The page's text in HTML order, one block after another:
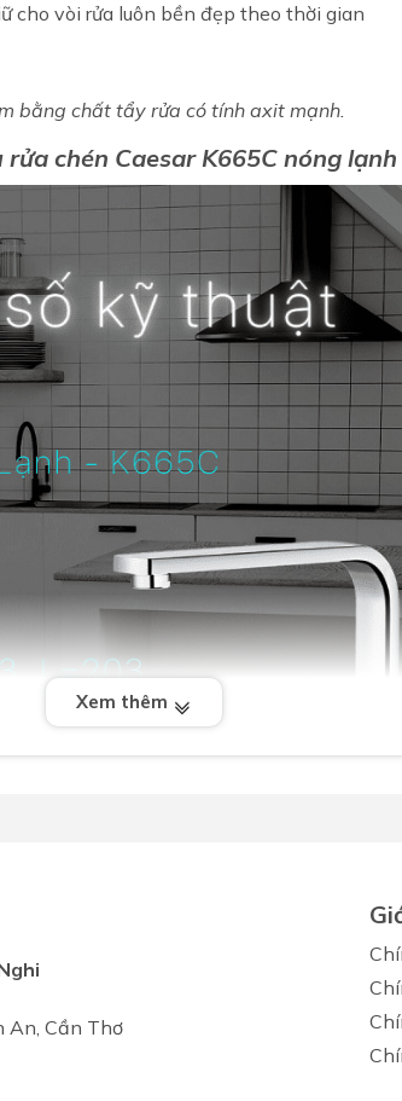
cho vòi rửa luôn bền đẹp theo thời gian
bằng chất tẩy rửa có tính axit mạnh.
rửa chén CaesarK665C nóng lạnh
Xem thêm
An, Cần Thơ